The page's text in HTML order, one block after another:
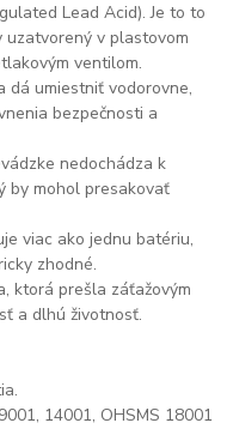
Lead Acid). Je to to
v plastovom
ventilom.
dá umiestniť vodorovne,
bezpečnosti a
nedochádza k
by mohol presakovať
viac ako jednu batériu,
zhodné.
ktorá prešla záťažovým
a dlhú životnosť.
14001, OHSMS 18001